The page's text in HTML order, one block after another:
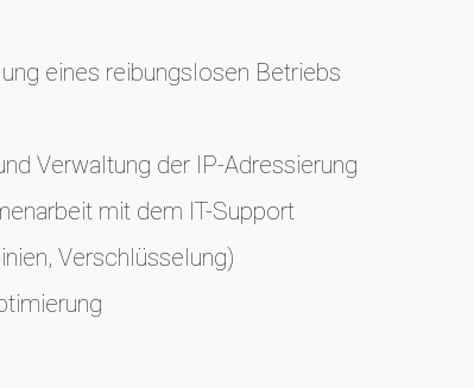
eines reibungslosen Betriebs
Verwaltung der IP-Adressierung
mit dem IT-Support
Verschlüsselung)